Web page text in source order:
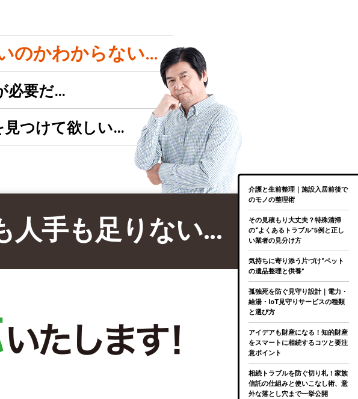
のかわからない…
必要だ…
見つけて欲しい…
人手も足りない…
介護と生前整理｜施設入居前後で
のモノの整理術
その見積もり大丈夫？特殊清掃
の“よくあるトラブル”5例と正し
い業者の見分け方
気持ちに寄り添う片づけ“ペット
の遺品整理と供養”
孤独死を防ぐ見守り設計｜電力・
給湯・IoT見守りサービスの種類
と選び方
アイデアも財産になる！知的財産
をスマートに相続するコツと要注
意ポイント
相続トラブルを防ぐ切り札！家族
信託の仕組みと使いこなし術、意
外な落とし穴まで一挙公開